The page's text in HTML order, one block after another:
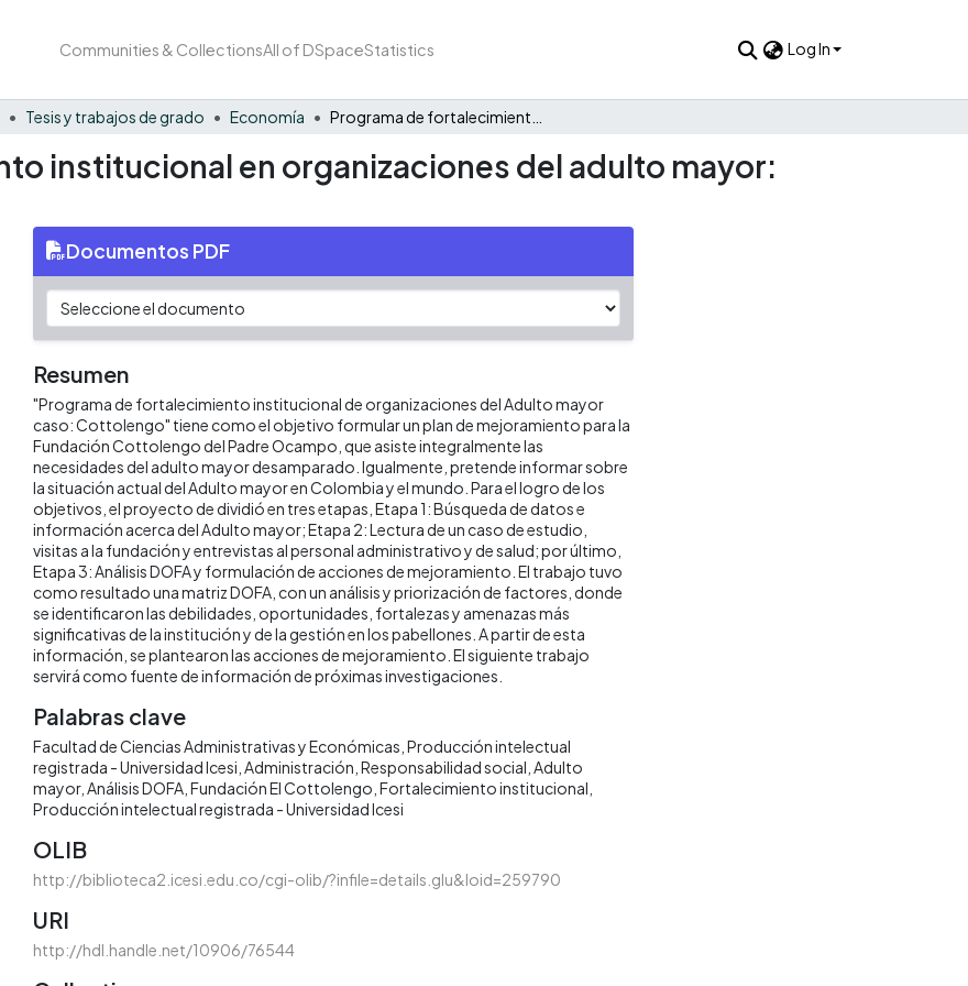
Communities & CollectionsAll of DSpaceStatistics Log In
Tesis y trabajos de grado Economía
institucional en organizaciones del adulto mayor:
Documentos PDF
Resumen
"Programa de fortalecimiento institucional de organizaciones del Adulto mayor
caso: Cottolengo" tiene como el objetivo formular un plan de mejoramiento para la
Fundación Cottolengo del Padre Ocampo, que asiste integralmente las
necesidades del adulto mayor desamparado. Igualmente, pretende informar sobre
la situación actual del Adulto mayor en Colombia y el mundo. Para el logro de los
objetivos, el proyecto de dividió en tres etapas, Etapa 1: Búsqueda de datos e
información acerca del Adulto mayor; Etapa 2: Lectura de un caso de estudio,
visitas a la fundación y entrevistas al personal administrativo y de salud; por último,
Etapa 3: Análisis DOFA y formulación de acciones de mejoramiento. El trabajo tuvo
como resultado una matriz DOFA, con un análisis y priorización de factores, donde
se identificaron las debilidades, oportunidades, fortalezas y amenazas más
significativas de la institución y de la gestión en los pabellones. A partir de esta
información, se plantearon las acciones de mejoramiento. El siguiente trabajo
servirá como fuente de información de próximas investigaciones.
Palabras clave
Facultad de Ciencias Administrativas y Económicas Producción intelectual
registrada - Universidad Icesi Administración Responsabilidad social Adulto
mayor Análisis DOFA Fundación El Cottolengo Fortalecimiento institucional
Producción intelectual registrada - Universidad Icesi
OLIB
http://biblioteca2.icesi.edu.co/cgi-olib/?infile=details.glu&loid=259790
URI
http://hdl.handle.net/10906/76544